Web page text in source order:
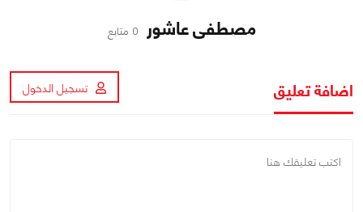
مصطفى عاشور 0 متابع
اضافة تعليق تسجيل الدخول